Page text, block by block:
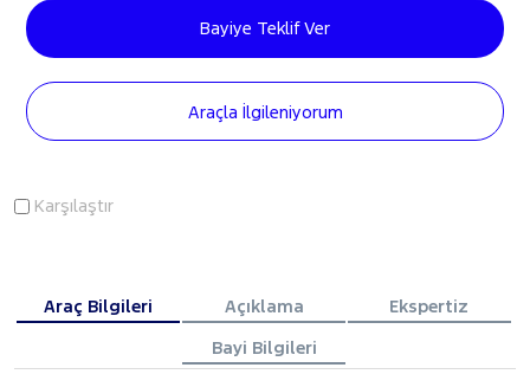
Bayiye Teklif Ver
Araçla İlgileniyorum
Karşılaştır
Araç Bilgileri Açıklama
Ekspertiz
Bayi Bilgileri